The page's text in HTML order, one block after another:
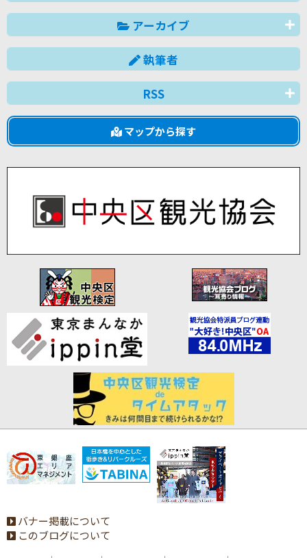
アーカイブ
執筆者
RSS
マップから探す
バナー掲載について
このブログについて